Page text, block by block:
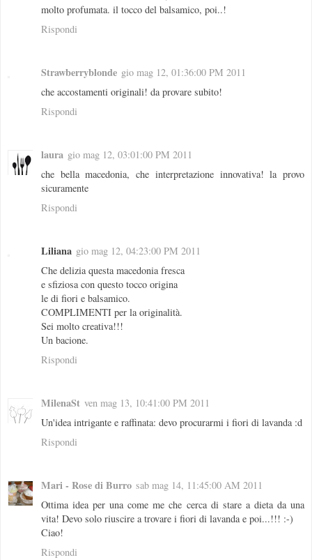
molto profumata. il tocco del balsamico, poi..!
Rispondi
Strawberryblonde gio mag 12, 01:36:00 PM 2011
che accostamenti originali! da provare subito!
Rispondi
laura gio mag 12, 03:01:00 PM 2011
che bella macedonia, che interpretazione innovativa! la provo
sicuramente
Rispondi
Liliana gio mag 12, 04:23:00 PM 2011
Che delizia questa macedonia fresca
e sfiziosa con questo tocco origina
le di fiori e balsamico.
COMPLIMENTI per la originalità.
Sei molto creativa!!!
Un bacione.
Rispondi
MilenaSt ven mag 13, 10:41:00 PM 2011
Un'idea intrigante e raffinata: devo procurarmi i fiori di lavanda :d
Rispondi
Mari - Rose di Burro sab mag 14, 11:45:00 AM 2011
Ottima idea per una come me che cerca di stare a dieta da una
vita! Devo solo riuscire a trovare i fiori di lavanda e poi...!!! :-)
Ciao!
Rispondi